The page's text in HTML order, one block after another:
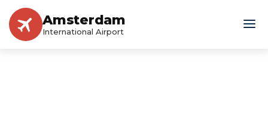
Amsterdam
International Airport